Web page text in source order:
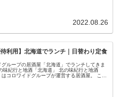
2022.08.26
待利用】北海道でランチ｜日替わり定食
グループの居酒屋「北海道」でランチしてきま
味紀行と地酒「北海道」 北の味紀行と地酒
はコロワイドグループが運営する居酒屋。 こち